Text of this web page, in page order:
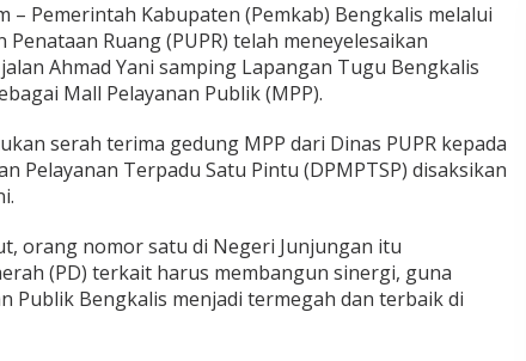
– Pemerintah Kabupaten (Pemkab) Bengkalis melalui
Ruang (PUPR) telah meneyelesaikan
Ahmad Yani samping Lapangan Tugu Bengkalis
Mall Pelayanan Publik (MPP).
serah terima gedung MPP dari Dinas PUPR kepada
Pelayanan Terpadu Satu Pintu (DPMPTSP) disaksikan
orang nomor satu di Negeri Junjungan itu
(PD) terkait harus membangun sinergi, guna
Publik Bengkalis menjadi termegah dan terbaik di